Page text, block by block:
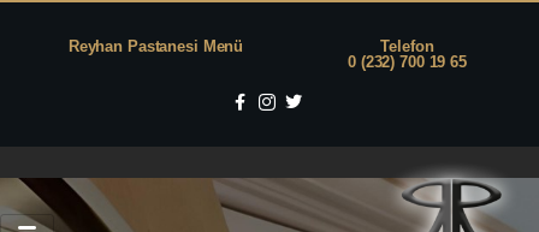
Reyhan Pastanesi Menü
Telefon
0 (232) 700 19 65